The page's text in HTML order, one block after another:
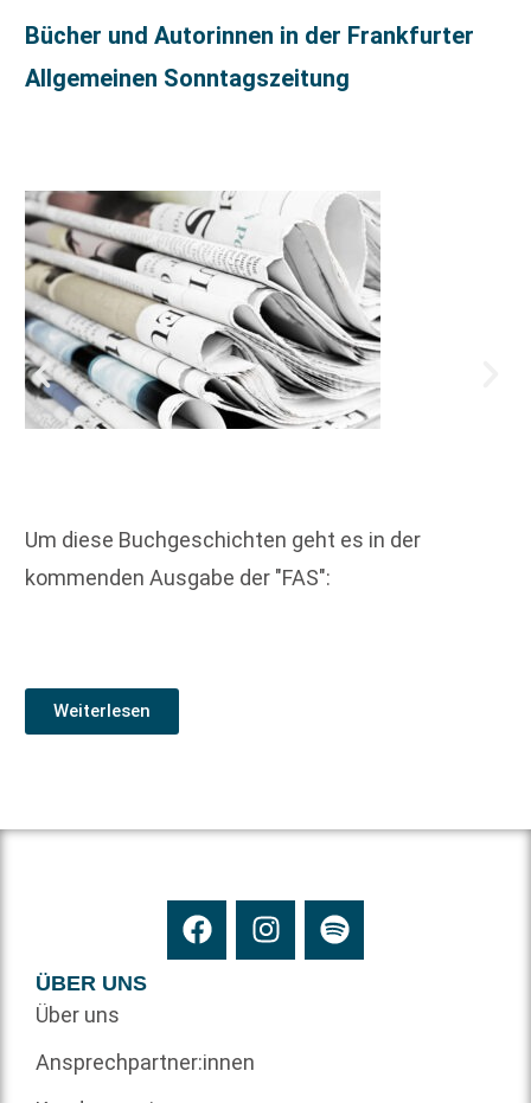
Bücher und Autorinnen in der Frankfurter
Allgemeinen Sonntagszeitung
Um diese Buchgeschichten geht es in der
kommenden Ausgabe der "FAS":
Weiterlesen
ÜBER UNS
Über uns
Ansprechpartner:innen